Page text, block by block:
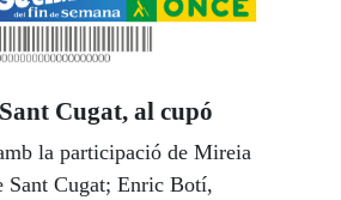
Cugat, al cupó
la participació de Mireia
Sant Cugat; Enric Botí,